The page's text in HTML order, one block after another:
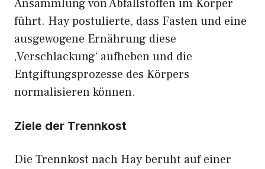
Ansammlung von Abfallstoffen im Körper
führt. Hay postulierte, dass Fasten und eine
ausgewogene Ernährung diese
‚Verschlackung‘ aufheben und die
Entgiftungsprozesse des Körpers
normalisieren können.
Ziele der Trennkost
Die Trennkost nach Hay beruht auf einer